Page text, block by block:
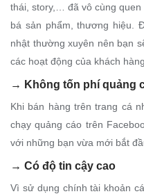
thái, story,… đã vô cùng
bá sản phẩm, thương hiệu.
nhật thường xuyên nên bạn
các hoạt động của khách hàng.
→ Không tốn phí quảng
Khi bán hàng trên trang cá
chạy quảng cáo trên
với những bạn vừa mới bắt
→ Có độ tin cậy cao
Vì sử dụng chính tài khoản